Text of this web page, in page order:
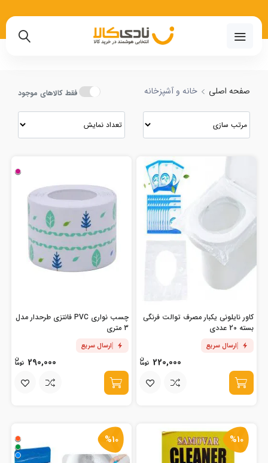
مقایسه انواع خانه و آشپزخانه با بهترین
صفحه اصلی خانه و آشپزخانه فقط کالاهای موجود
کاور نایلونی یکبار مصرف توالت فرنگی
بسته 20 عددی
ارسال سریع
220,000
چسب نواری PVC فانتزی طرحدار مدل
3 متری
ارسال سریع
290,000
%10
%10